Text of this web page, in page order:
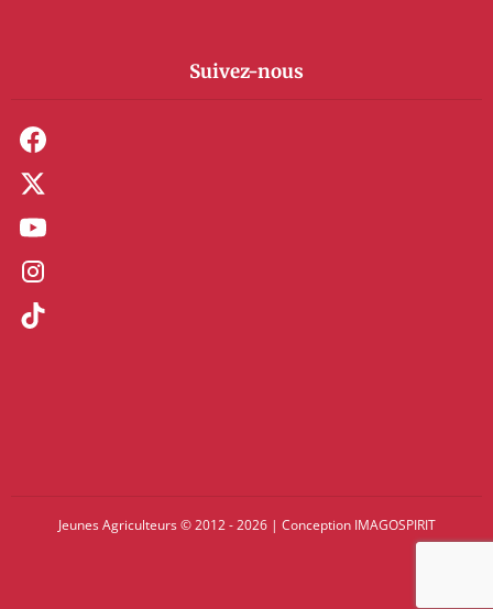
Suivez-nous
Jeunes Agriculteurs © 2012 - 2026 | Conception IMAGOSPIRIT